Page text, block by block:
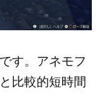
す。アネモフ
比較的短時間